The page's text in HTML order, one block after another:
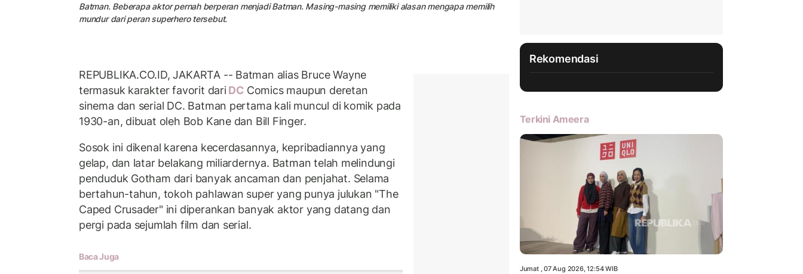
Batman. Beberapa aktor pernah berperan menjadi Batman. Masing-masing memiliki alasan mengapa memilih
mundur dari peran superhero tersebut.
REPUBLIKA.CO.ID, JAKARTA -- Batman alias Bruce Wayne
termasuk karakter favorit dariDC Comics maupun deretan
sinema dan serial DC. Batman pertama kali muncul di komik pada
1930-an, dibuat oleh Bob Kane dan Bill Finger.
Sosok ini dikenal karena kecerdasannya, kepribadiannya yang
gelap, dan latar belakang miliardernya. Batman telah melindungi
penduduk Gotham dari banyak ancaman dan penjahat. Selama
bertahun-tahun, tokoh pahlawan super yang punya julukan "The
Caped Crusader" ini diperankan banyak aktor yang datang dan
pergi pada sejumlah film dan serial.
Baca Juga
Rekomendasi
Terkini Ameera
Jumat , 07 Aug 2026, 12:54 WIB